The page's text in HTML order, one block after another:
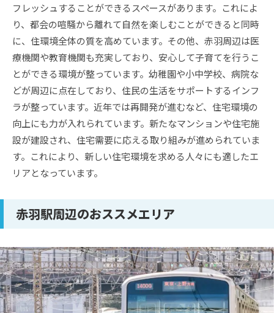
フレッシュすることができるスペースがあります。これによ
り、都会の喧騒から離れて自然を楽しむことができると同時
に、住環境全体の質を高めています。その他、赤羽周辺は医
療機関や教育機関も充実しており、安心して子育てを行うこ
とができる環境が整っています。幼稚園や小中学校、病院な
どが周辺に点在しており、住民の生活をサポートするインフ
ラが整っています。近年では再開発が進むなど、住宅環境の
向上にも力が入れられています。新たなマンションや住宅施
設が建設され、住宅需要に応える取り組みが進められていま
す。これにより、新しい住宅環境を求める人々にも適したエ
リアとなっています。
赤羽駅周辺のおススメエリア